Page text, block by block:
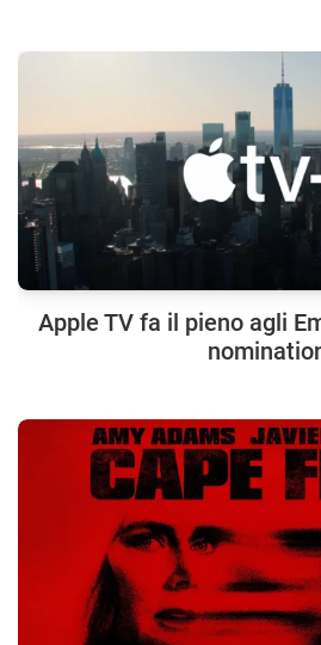
Apple TV fa il pieno agli